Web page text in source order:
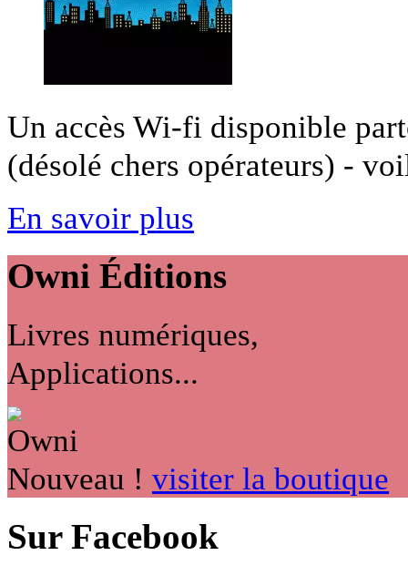
Un accès Wi-fi disponible
(désolé chers opérateurs) -
En savoir plus
Owni Éditions
Livres numériques,
Applications...
Nouveau ! visiter la boutique
Sur Facebook